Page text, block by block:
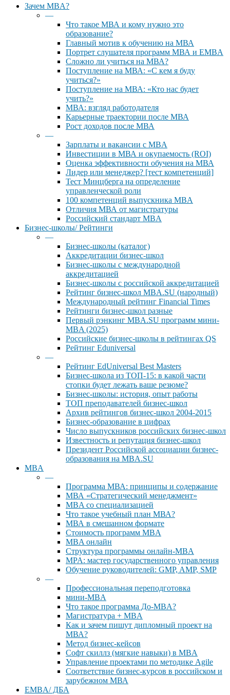
Close
Зачем MBA?
—
Что такое МВА и кому нужно это
образование?
Главный мотив к обучению на МВА
Портрет слушателя программ МВА и EMBA
Сложно ли учиться на МВА?
Поступление на МВА: «С кем я буду
учиться?»
Поступление на МВА: «Кто нас будет
учить?»
МВА: взгляд работодателя
Карьерные траектории после МВА
Рост доходов после МВА
—
Зарплаты и вакансии с MBA
Инвестиции в МВА и окупаемость (ROI)
Оценка эффективности обучения на МВА
Лидер или менеджер? [тест компетенций]
Тест Минцберга на определение
управленческой роли
100 компетенций выпускника MBA
Отличия МВА от магистратуры
Российский стандарт MBA
Бизнес-школы/ Рейтинги
—
Бизнес-школы (каталог)
Аккредитации бизнес-школ
Бизнес-школы с международной
аккредитацией
Бизнес-школы с российской аккредитацией
Рейтинг бизнес-школ MBA.SU (народный)
Международный рейтинг Financial Times
Рейтинги бизнес-школ разные
Первый рэнкинг MBA.SU программ мини-
MBA (2025)
Российские бизнес-школы в рейтингах QS
Рейтинг Eduniversal
—
Рейтинг EdUniversal Best Masters
Бизнес-школа из ТОП-15: в какой части
стопки будет лежать ваше резюме?
Бизнес-школы: история, опыт работы
ТОП преподавателей бизнес-школ
Архив рейтингов бизнес-школ 2004-2015
Бизнес-образование в цифрах
Число выпускников российских бизнес-школ
Известность и репутация бизнес-школ
Президент Российской ассоциации бизнес-
образования на MBA.SU
MBA
—
Программа МВА: принципы и содержание
МВА «Cтратегический менеджмент»
MBA со специализацией
Что такое учебный план МВА?
МВА в смешанном формате
Стоимость программ MBA
MBA онлайн
Cтруктура программы онлайн-MBA
MPA: мастер государственного управления
Обучение руководителей: GMP, AMP, SMP
—
Профессиональная переподготовка
мини-MBA
Что такое программа До-MBA?
Магистратура + MBA
Как и зачем пишут дипломный проект на
МВА?
Метод бизнес-кейсов
Софт скиллз (мягкие навыки) в MBA
Управление проектами по методике Agile
Соответствие бизнес-курсов в российском и
зарубежном МВА
EMBA/ ДБA